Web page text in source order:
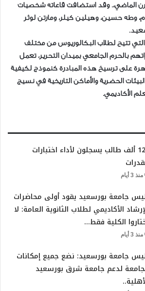
الماضي،. وقد استضافت قاعاته شخصيات
وطه حسين، وهيلين كيلر، ومارتن لوثر
تتيح لطلاب البكالوريوس من مختلف
بالحرم الجامعي بميدان التحرير، تعمل
على ترسيخ هذه المبادرة كنموذج لكيفية
الحضرية والأماكن التاريخية في نسيج
الأكاديمي.
128 ألف طالب يسجلون لأداء اختبارات
منذ 3 أيام
جامعة بورسعيد يقود أولى محاضرات
الأكاديمي لطلاب الثانوية العامة: لا
الكلية فقط…
منذ 3 أيام
جامعة بورسعيد: نضع جميع إمكانات
لدعم جامعة شرق بورسعيد